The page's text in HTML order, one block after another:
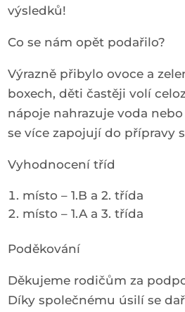
výsledků!
Co se nám opět podařilo?
Výrazně přibylo ovoce a
boxech, děti častěji volí
nápoje nahrazuje voda
se více zapojují do přípravy
Vyhodnocení tříd
místo – 1.B a 2. třída
místo – 1.A a 3. třída
Poděkování
Děkujeme rodičům za
Díky společnému úsilí se